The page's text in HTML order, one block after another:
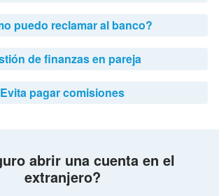
puedo reclamar al banco?
de finanzas en pareja
Evita pagar comisiones
abrir una cuenta en el
extranjero?